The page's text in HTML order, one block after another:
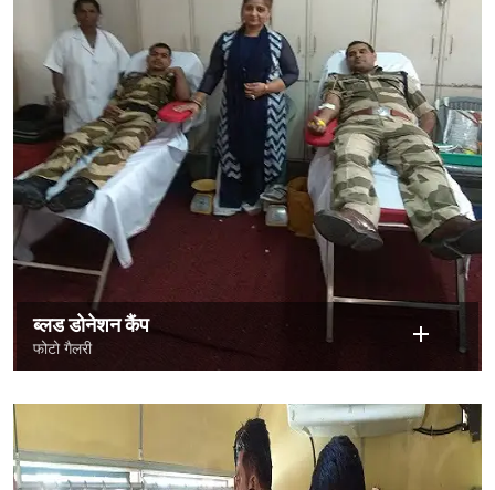
ब्लड डोनेशन कैंप
फोटो गैलरी